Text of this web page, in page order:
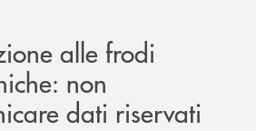
alle frodi
non
dati riservati